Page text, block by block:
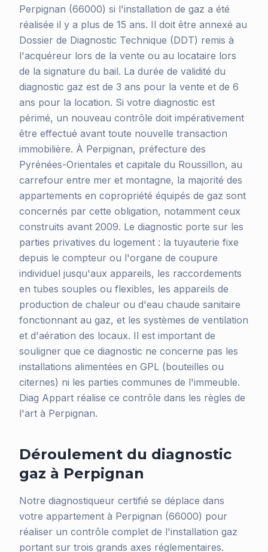
Perpignan (66000) si l'installation de gaz a été
réalisée il y a plus de 15 ans. Il doit être annexé au
Dossier de Diagnostic Technique (DDT) remis à
l'acquéreur lors de la vente ou au locataire lors
de la signature du bail. La durée de validité du
diagnostic gaz est de 3 ans pour la vente et de 6
ans pour la location. Si votre diagnostic est
périmé, un nouveau contrôle doit impérativement
être effectué avant toute nouvelle transaction
immobilière. À Perpignan, préfecture des
Pyrénées-Orientales et capitale du Roussillon, au
carrefour entre mer et montagne, la majorité des
appartements en copropriété équipés de gaz sont
concernés par cette obligation, notamment ceux
construits avant 2009. Le diagnostic porte sur les
parties privatives du logement : la tuyauterie fixe
depuis le compteur ou l'organe de coupure
individuel jusqu'aux appareils, les raccordements
en tubes souples ou flexibles, les appareils de
production de chaleur ou d'eau chaude sanitaire
fonctionnant au gaz, et les systèmes de ventilation
et d'aération des locaux. Il est important de
souligner que ce diagnostic ne concerne pas les
installations alimentées en GPL (bouteilles ou
citernes) ni les parties communes de l'immeuble.
Diag Appart réalise ce contrôle dans les règles de
l'art à Perpignan.
Déroulement du diagnostic
gaz à Perpignan
Notre diagnostiqueur certifié se déplace dans
votre appartement à Perpignan (66000) pour
réaliser un contrôle complet de l'installation gaz
portant sur trois grands axes réglementaires.